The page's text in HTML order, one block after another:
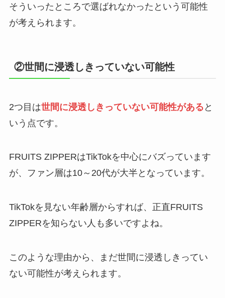
そういったところで選ばれなかったという可能性
が考えられます。
②世間に浸透しきっていない可能性
2つ目は世間に浸透しきっていない可能性がある と
いう点です。
FRUITS ZIPPERはTikTokを中心にバズっています
が、ファン層は10～20代が大半となっています。
TikTokを見ない年齢層からすれば、正直FRUITS
ZIPPERを知らない人も多いですよね。
このような理由から、まだ世間に浸透しきってい
ない可能性が考えられます。